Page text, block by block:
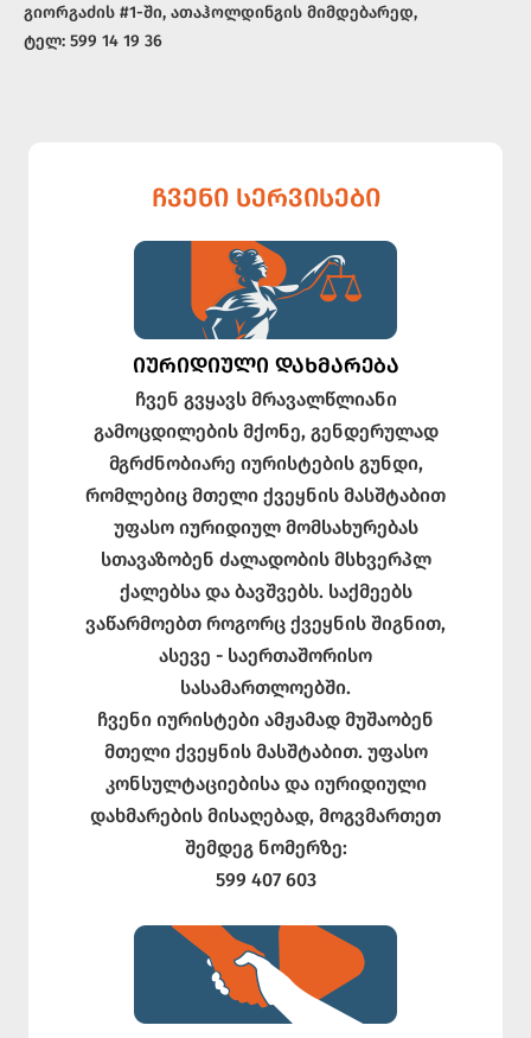
გიორგაძის #1-ში, ათაჰოლდინგის მიმდებარედ,
ტელ: 599 14 19 36
ᲩᲕᲔᲜᲘ ᲡᲔᲠᲕᲘᲡᲔᲑᲘ
ᲘᲣᲠᲘᲓᲘᲣᲚᲘ ᲓᲐᲮᲛᲐᲠᲔᲑᲐ
ჩვენ გვყავს მრავალწლიანი
გამოცდილების მქონე, გენდერულად
მგრძნობიარე იურისტების გუნდი,
რომლებიც მთელი ქვეყნის მასშტაბით
უფასო იურიდიულ მომსახურებას
სთავაზობენ ძალადობის მსხვერპლ
ქალებსა და ბავშვებს. საქმეებს
ვაწარმოებთ როგორც ქვეყნის შიგნით,
ასევე - საერთაშორისო
სასამართლოებში.
ჩვენი იურისტები ამჟამად მუშაობენ
მთელი ქვეყნის მასშტაბით. უფასო
კონსულტაციებისა და იურიდიული
დახმარების მისაღებად, მოგვმართეთ
შემდეგ ნომერზე:
599 407 603